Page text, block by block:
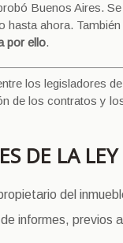
Buenos Aires.
ahora.
por ello.
los legisladores
de los contratos y
DE LA LEY
del
informes, previos